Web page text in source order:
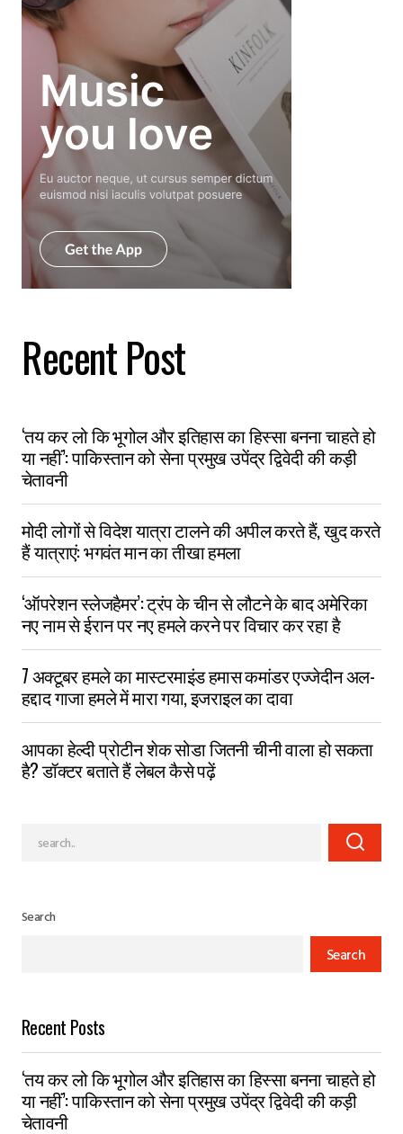
Recent Post
‘तय कर लो कि भूगोल और इतिहास का हिस्सा बनना चाहते हो
या नहीं’: पाकिस्तान को सेना प्रमुख उपेंद्र द्विवेदी की कड़ी
चेतावनी
मोदी लोगों से विदेश यात्रा टालने की अपील करते हैं, खुद करते
हैं यात्राएं: भगवंत मान का तीखा हमला
‘ऑपरेशन स्लेजहैमर’: ट्रंप के चीन से लौटने के बाद अमेरिका
नए नाम से ईरान पर नए हमले करने पर विचार कर रहा है
7 अक्टूबर हमले का मास्टरमाइंड हमास कमांडर एज्जेदीन अल-
हद्दाद गाजा हमले में मारा गया, इजराइल का दावा
आपका हेल्दी प्रोटीन शेक सोडा जितनी चीनी वाला हो सकता
है? डॉक्टर बताते हैं लेबल कैसे पढ़ें
Search
Search
Recent Posts
‘तय कर लो कि भूगोल और इतिहास का हिस्सा बनना चाहते हो
या नहीं’: पाकिस्तान को सेना प्रमुख उपेंद्र द्विवेदी की कड़ी
चेतावनी